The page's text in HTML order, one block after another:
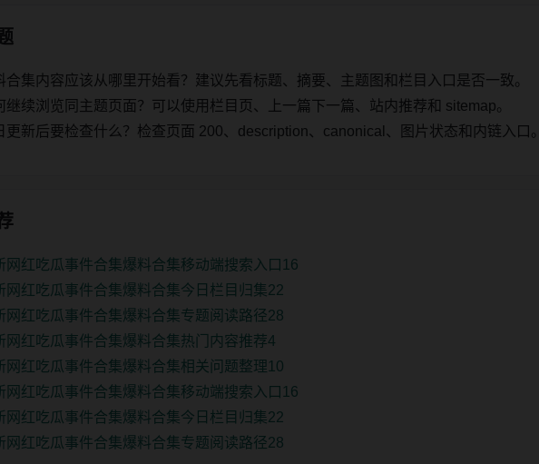
合集内容应该从哪里开始看？建议先看标题、摘要、主题图和栏目入口是否一致。
继续浏览同主题页面？可以使用栏目页、上一篇下一篇、站内推荐和 sitemap。
更新后要检查什么？检查页面 200、description、canonical、图片状态和内链入口。
网红吃瓜事件合集爆料合集移动端搜索入口16
网红吃瓜事件合集爆料合集今日栏目归集22
网红吃瓜事件合集爆料合集专题阅读路径28
网红吃瓜事件合集爆料合集热门内容推荐4
网红吃瓜事件合集爆料合集相关问题整理10
网红吃瓜事件合集爆料合集移动端搜索入口16
网红吃瓜事件合集爆料合集今日栏目归集22
网红吃瓜事件合集爆料合集专题阅读路径28